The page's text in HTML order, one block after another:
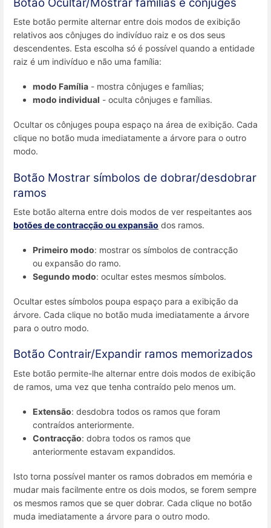
Este botão permite alternar entre dois modos de exibição
relativos aos cônjuges do indivíduo raiz e os dos seus
descendentes. Esta escolha só é possível quando a entidade
raiz é um indivíduo e não uma família:
modo Família - mostra cônjuges e famílias;
modo individual - oculta cônjuges e famílias.
Ocultar os cônjuges poupa espaço na área de exibição. Cada
clique no botão muda imediatamente a árvore para o outro
modo.
Botão Mostrar símbolos de dobrar/desdobrar
ramos
Este botão alterna entre dois modos de ver respeitantes aos
botões de contracção ou expansão dos ramos.
Primeiro modo: mostrar os símbolos de contracção
ou expansão do ramo.
Segundo modo: ocultar estes mesmos símbolos.
Ocultar estes símbolos poupa espaço para a exibição da
árvore. Cada clique no botão muda imediatamente a árvore
para o outro modo.
Botão Contrair/Expandir ramos memorizados
Este botão permite-lhe alternar entre dois modos de exibição
de ramos, uma vez que tenha contraído pelo menos um.
Extensão: desdobra todos os ramos que foram
contraídos anteriormente.
Contracção: dobra todos os ramos que
anteriormente estavam expandidos.
Isto torna possível manter os ramos dobrados em memória e
mudar mais facilmente entre os dois modos, se forem sempre
os mesmos ramos que se quer dobrar. Cada clique no botão
muda imediatamente a árvore para o outro modo.